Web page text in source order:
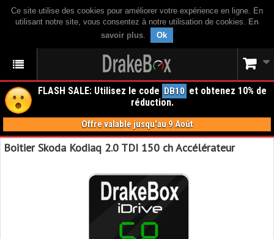
Ce site utilise des cookies pour améliorer votre expérience en ligne. En
utilisant notre site, vous consentez à notre utilisation de cookies. En
savoir plus. Ok
FLASH SALE: Utilisez le code DB10 et obtenez 10% de
réduction.
Offre valable jusqu'au 9 Août
Boitier Skoda Kodiaq 2.0 TDI 150 ch Accélérateur